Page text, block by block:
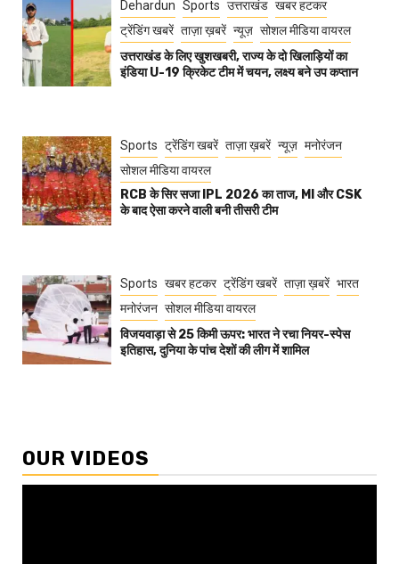
Dehardun Sports उत्तराखंड खबर हटकर
ट्रेंडिंग खबरें ताज़ा ख़बरें न्यूज़ सोशल मीडिया वायरल
उत्तराखंड के लिए खुशखबरी, राज्य के दो खिलाड़ियों का
इंडिया U-19 क्रिकेट टीम में चयन, लक्ष्य बने उप कप्तान
Sports ट्रेंडिंग खबरें ताज़ा ख़बरें न्यूज़ मनोरंजन
सोशल मीडिया वायरल
RCB के सिर सजा IPL 2026 का ताज, MI और CSK
के बाद ऐसा करने वाली बनी तीसरी टीम
Sports खबर हटकर ट्रेंडिंग खबरें ताज़ा ख़बरें भारत
मनोरंजन सोशल मीडिया वायरल
विजयवाड़ा से 25 किमी ऊपर: भारत ने रचा नियर-स्पेस
इतिहास, दुनिया के पांच देशों की लीग में शामिल
OUR VIDEOS